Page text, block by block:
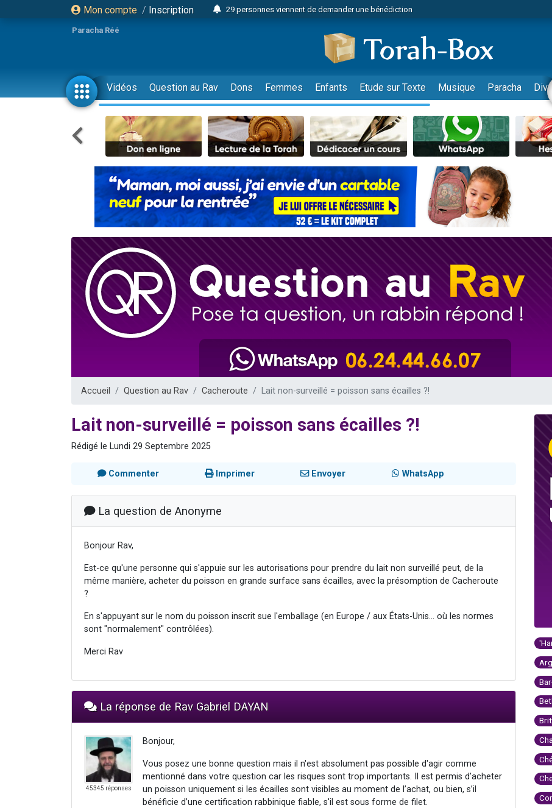
Mon compte / Inscription
29 personnes viennent de demander une bénédiction
16 personnes viennent de faire un don pour Diane, 80 ans, dans un appartement insalubre
2 personnes viennent de nous rejoindre sur WhatsApp
6 personnes viennent de nous rejoindre sur WhatsApp
4 personnes viennent de faire un don pour Reloger Rivka, 6 enfants, victime de
2 personnes viennent de faire un don pour 1 Journée de Vacances Pour les Enfants
17 personnes viennent de demander une bénédiction
4 personnes viennent de nous rejoindre sur WhatsApp
Il reste 49 places pour étudier en groupe sur Zoom
Eva vient de donner son Maasser
4 personnes viennent de nous rejoindre sur WhatsApp
3 personnes viennent de nous rejoindre sur WhatsApp
Odaya vient de donner son Maasser
3 personnes viennent de faire un don pour 5 jours de vacances aux Orphelins
2 personnes viennent de nous rejoindre sur WhatsApp
Il reste 49 places pour étudier en groupe sur Zoom
12 nouvelles musiques dans Torah-Box Music
2 personnes viennent de nous rejoindre sur WhatsApp
Paracha Réé
Vidéos Question au Rav Dons Femmes Enfants Etude sur Texte Musique Paracha
Accueil Question au Rav Cacheroute Lait non-surveillé = poisson sans écailles ?!
Lait non-surveillé = poisson sans écailles ?!
Rédigé le Lundi 29 Septembre 2025
Commenter Imprimer Envoyer WhatsApp
La question de Anonyme
Bonjour Rav,
Est-ce qu'une personne qui s'appuie sur les autorisations pour prendre du lait non surveillé peut, de la
même manière, acheter du poisson en grande surface sans écailles, avec la présomption de Cacheroute
?
En s'appuyant sur le nom du poisson inscrit sue l'emballage (en Europe / aux États-Unis... où les normes
sont "normalement" contrôlées).
Merci Rav
La réponse de Rav Gabriel DAYAN
45345 réponses
Bonjour,
Vous posez une bonne question mais il n'est absolument pas possible d'agir comme
mentionné dans votre question car les risques sont trop importants. Il est permis d’acheter
un poisson uniquement si les écailles sont visibles au moment de l’achat, ou bien, s’il
bénéficie d’une certification rabbinique fiable, s'il est sous forme de filet.